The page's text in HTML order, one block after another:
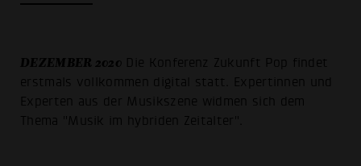
DEZEMBER 2020
Die Konferenz Zukunft Pop findet
erstmals vollkommen digital statt. Expertinnen und
Experten aus der Musikszene widmen sich dem
Thema "Musik im hybriden Zeitalter".